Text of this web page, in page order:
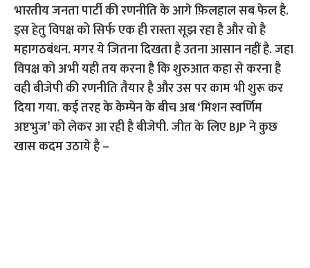
भारतीय जनता पार्टी की रणनीति के आगे फ़िलहाल सब फेल है.
इस हेतु विपक्ष को सिर्फ एक ही रास्ता सूझ रहा है और वो है
महागठबंधन. मगर ये जितना दिखता है उतना आसान नहीं है. जहा
विपक्ष को अभी यही तय करना है कि शुरुआत कहा से करना है
वही बीजेपी की रणनीति तैयार है और उस पर काम भी शुरू कर
दिया गया. कई तरह के केम्पेन के बीच अब ‘मिशन स्वर्णिम
अष्टभुज’ को लेकर आ रही है बीजेपी. जीत के लिए BJP ने कुछ
खास कदम उठाये है –